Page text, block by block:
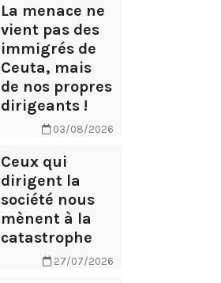
La menace ne
vient pas des
immigrés de
Ceuta, mais
de nos propres
dirigeants !
03/08/2026
Ceux qui
dirigent la
société nous
mènent à la
catastrophe
27/07/2026